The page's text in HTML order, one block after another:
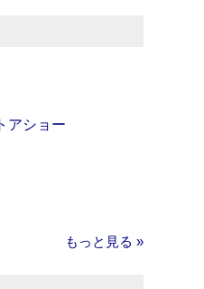
アショー
もっと見る »